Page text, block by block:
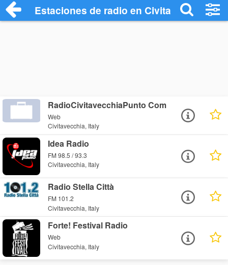
Estaciones de radio en Civitavecchia -
RadioCivitavecchiaPunto Com
Web
Civitavecchia, Italy
Idea Radio
FM 98.5 / 93.3
Civitavecchia, Italy
Radio Stella Città
FM 101.2
Civitavecchia, Italy
Forte! Festival Radio
Web
Civitavecchia, Italy